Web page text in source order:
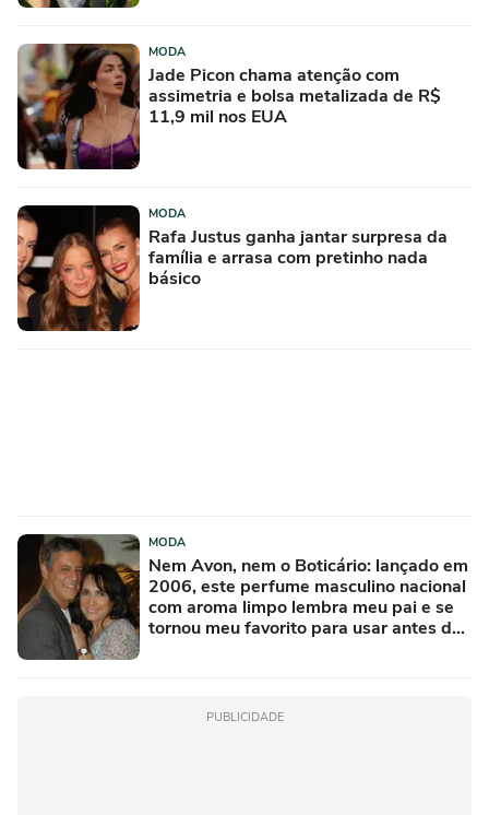
MODA
Jade Picon chama atenção com
assimetria e bolsa metalizada de R$
11,9 mil nos EUA
MODA
Rafa Justus ganha jantar surpresa da
família e arrasa com pretinho nada
básico
MODA
Nem Avon, nem o Boticário: lançado em
2006, este perfume masculino nacional
com aroma limpo lembra meu pai e se
tornou meu favorito para usar antes de
PUBLICIDADE